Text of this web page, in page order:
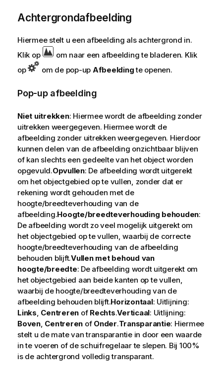
Achtergrondafbeelding
Hiermee stelt u een afbeelding als achtergrond in.
Klik op
om naar een afbeelding te bladeren. Klik
op
om de pop-up Afbeeldingte openen.
Pop-up afbeelding
Niet uitrekken: Hiermee wordt de afbeelding zonder
uitrekken weergegeven. Hiermee wordt de
afbeelding zonder uitrekken weergegeven. Hierdoor
kunnen delen van de afbeelding onzichtbaar blijven
of kan slechts een gedeelte van het object worden
opgevuld.Opvullen: De afbeelding wordt uitgerekt
om het objectgebied op te vullen, zonder dat er
rekening wordt gehouden met de
hoogte/breedteverhouding van de
afbeelding.Hoogte/breedteverhouding behouden:
De afbeelding wordt zo veel mogelijk uitgerekt om
het objectgebied op te vullen, waarbij de correcte
hoogte/breedteverhouding van de afbeelding
behouden blijft.Vullen met behoud van
hoogte/breedte: De afbeelding wordt uitgerekt om
het objectgebied aan beide kanten op te vullen,
waarbij de hoogte/breedteverhouding van de
afbeelding behouden blijft.Horizontaal: Uitlijning:
Links, Centreren of Rechts.Verticaal: Uitlijning:
Boven, Centreren of Onder.Transparantie: Hiermee
stelt u de mate van transparantie in door een waarde
in te voeren of de schuifregelaar te slepen. Bij 100%
is de achtergrond volledig transparant.